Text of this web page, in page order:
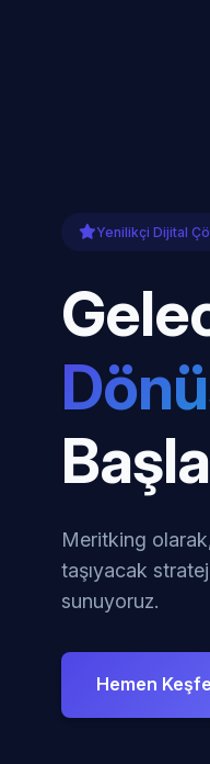
Yenilikçi Dijital
Meritking
taşıyacak
sunuyoruz.
Hemen